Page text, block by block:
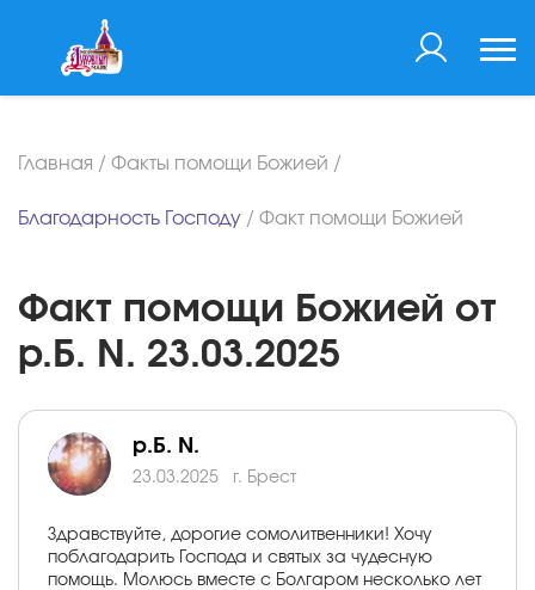
Главная / Факты помощи Божией /
Благодарность Господу / Факт помощи Божией
Факт помощи Божией от
р.Б. N. 23.03.2025
р.Б. N.
23.03.2025 г. Брест
Здравствуйте, дорогие сомолитвенники! Хочу
поблагодарить Господа и святых за чудесную
помощь. Молюсь вместе с Болгаром несколько лет